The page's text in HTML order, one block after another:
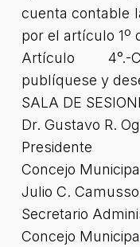
cuenta contable
por el artículo 1º
Artículo 4°.-
publíquese y
SALA DE
Dr. Gustavo R.
Presidente
Concejo
Julio C. Camusso
Secretario
Concejo